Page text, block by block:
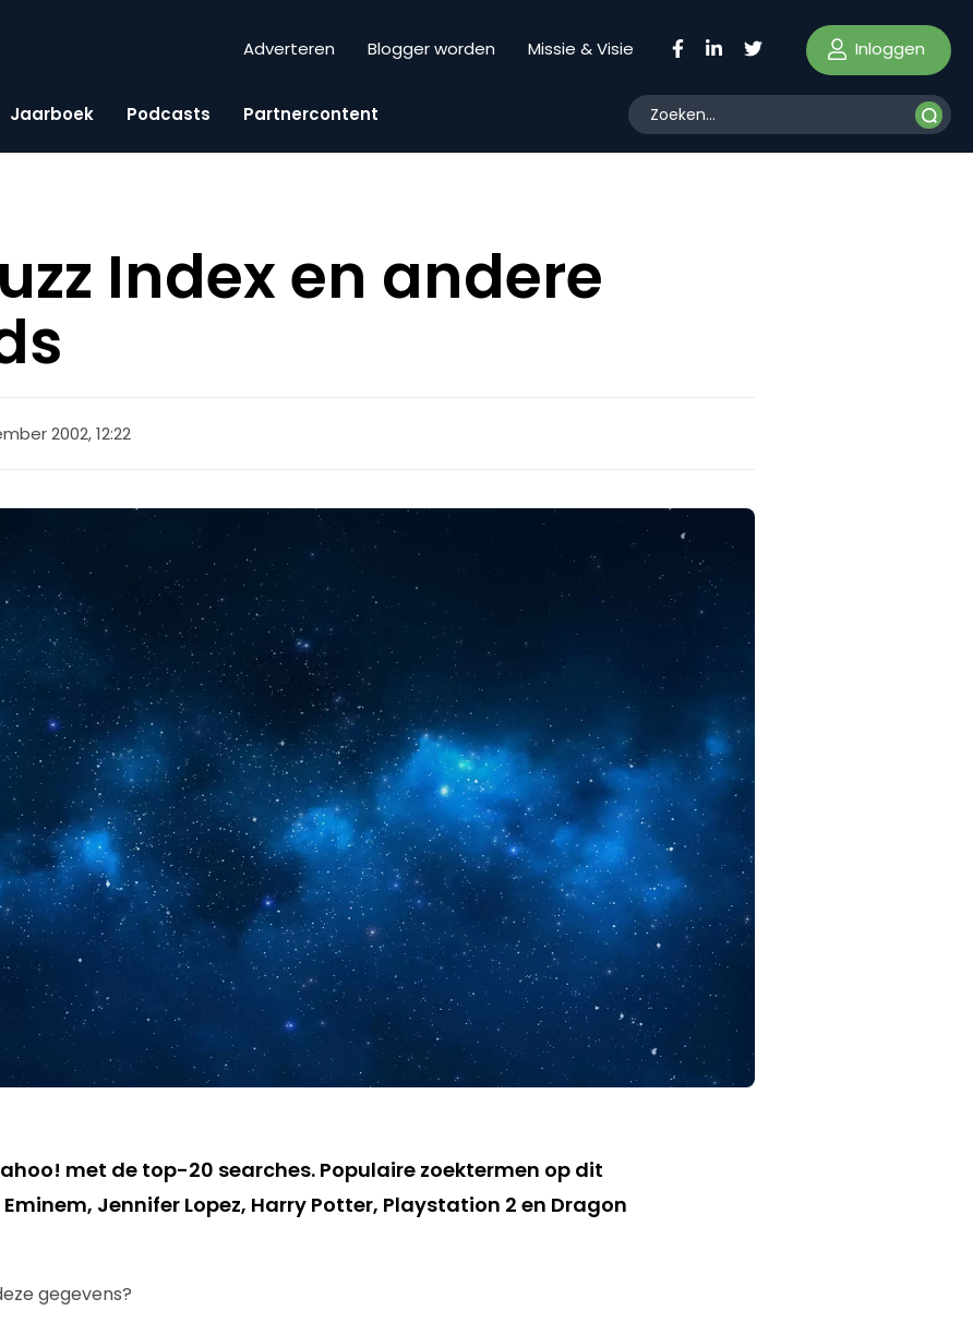
Adverteren Blogger worden Missie & Visie Inloggen
Jaarboek Podcasts Partnercontent
Index en andere
2002, 12:22
met de top-20 searches. Populaire zoektermen op dit
Jennifer Lopez, Harry Potter, Playstation 2 en Dragon
gegevens?